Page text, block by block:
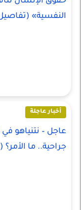
النفسية»
أخبار عاجلة
عاجل – نتنياهو
جراحية.. ما